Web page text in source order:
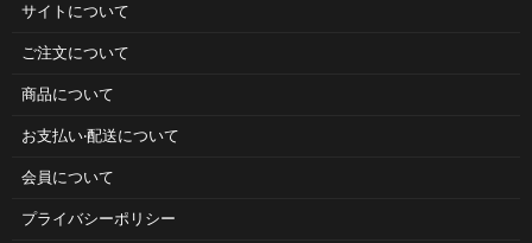
サイトについて
ご注⽂について
商品について
お⽀払い‧配送について
会員について
プライバシーポリシー